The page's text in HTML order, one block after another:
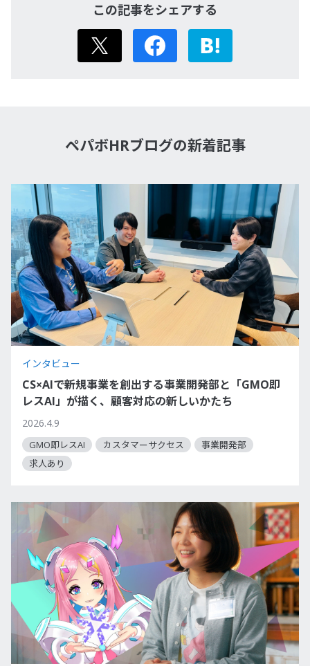
この記事をシェアする
Facebook
ペパボHRブログの新着記事
インタビュー
CS×AIで新規事業を創出する事業開発部と「GMO即
レスAI」が描く、顧客対応の新しいかたち
2026.4.9
GMO即レスAI カスタマーサクセス
事業開発部
求人あり